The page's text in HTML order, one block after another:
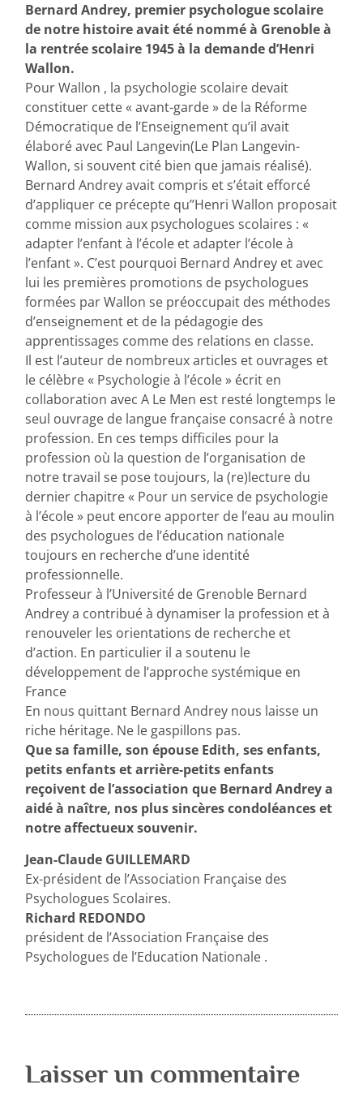
Bernard Andrey, premier psychologue scolaire
de notre histoire avait été nommé à Grenoble à
la rentrée scolaire 1945 à la demande d’Henri
Wallon.
Pour Wallon , la psychologie scolaire devait
constituer cette « avant-garde » de la Réforme
Démocratique de l’Enseignement qu’il avait
élaboré avec Paul Langevin(Le Plan Langevin-
Wallon, si souvent cité bien que jamais réalisé).
Bernard Andrey avait compris et s’était efforcé
d’appliquer ce précepte qu’’Henri Wallon proposait
comme mission aux psychologues scolaires : «
adapter l’enfant à l’école et adapter l’école à
l’enfant ». C’est pourquoi Bernard Andrey et avec
lui les premières promotions de psychologues
formées par Wallon se préoccupait des méthodes
d’enseignement et de la pédagogie des
apprentissages comme des relations en classe.
Il est l’auteur de nombreux articles et ouvrages et
le célèbre « Psychologie à l’école » écrit en
collaboration avec A Le Men est resté longtemps le
seul ouvrage de langue française consacré à notre
profession. En ces temps difficiles pour la
profession où la question de l’organisation de
notre travail se pose toujours, la (re)lecture du
dernier chapitre « Pour un service de psychologie
à l’école » peut encore apporter de l’eau au moulin
des psychologues de l’éducation nationale
toujours en recherche d’une identité
professionnelle.
Professeur à l’Université de Grenoble Bernard
Andrey a contribué à dynamiser la profession et à
renouveler les orientations de recherche et
d’action. En particulier il a soutenu le
développement de l’approche systémique en
France
En nous quittant Bernard Andrey nous laisse un
riche héritage. Ne le gaspillons pas.
Que sa famille, son épouse Edith, ses enfants,
petits enfants et arrière-petits enfants
reçoivent de l’association que Bernard Andrey a
aidé à naître, nos plus sincères condoléances et
notre affectueux souvenir.
Jean-Claude GUILLEMARD
Ex-président de l’Association Française des
Psychologues Scolaires.
Richard REDONDO
président de l’Association Française des
Psychologues de l’Education Nationale .
Laisser un commentaire